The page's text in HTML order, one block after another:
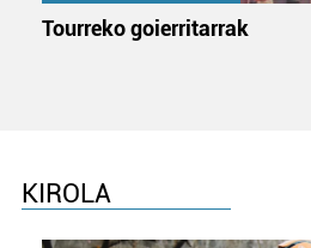
Tourreko goierritarrak
KIROLA